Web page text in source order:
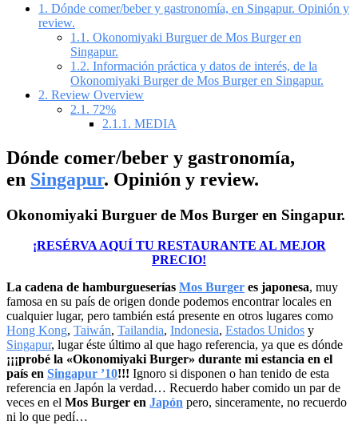
1. Dónde comer/beber y gastronomía, en Singapur. Opinión y
review.
1.1. Okonomiyaki Burguer de Mos Burger en
Singapur.
1.2. Información práctica y datos de interés, de la
Okonomiyaki Burger de Mos Burger en Singapur.
2. Review Overview
2.1. 72%
2.1.1. MEDIA
Dónde comer/beber y gastronomía,
en Singapur. Opinión y review.
Okonomiyaki Burguer de Mos Burger en Singapur.
¡RESÉRVA AQUÍ TU RESTAURANTE AL MEJOR
PRECIO!
La cadena de hamburgueserías Mos Burger es japonesa, muy
famosa en su país de origen donde podemos encontrar locales en
cualquier lugar, pero también está presente en otros lugares como
Hong Kong, Taiwán, Tailandia, Indonesia, Estados Unidos y
Singapur, lugar éste último al que hago referencia, ya que es dónde
¡¡¡probé la «Okonomiyaki Burger» durante mi estancia en el
país en Singapur ’10!!! Ignoro si disponen o han tenido de esta
referencia en Japón la verdad… Recuerdo haber comido un par de
veces en el Mos Burger en Japón pero, sinceramente, no recuerdo
ni lo que pedí…